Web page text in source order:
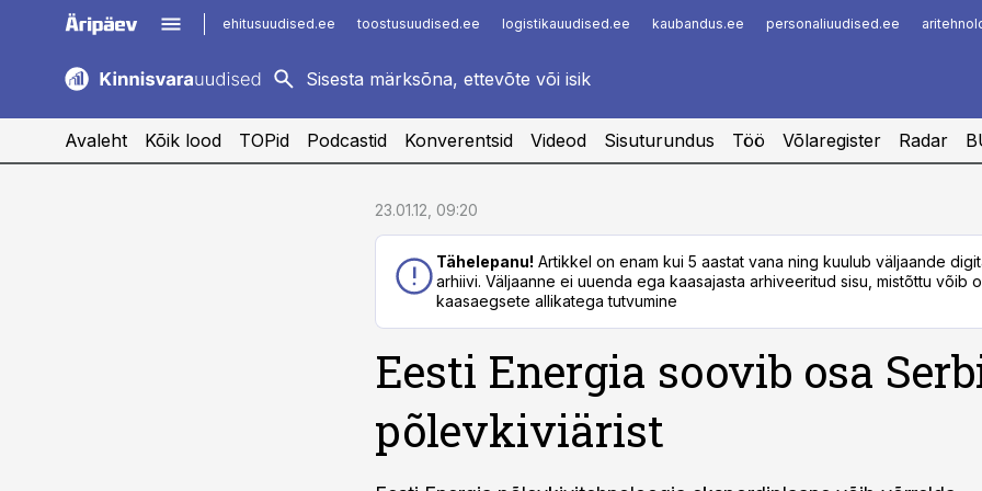
ehitusuudised.ee toostusuudised.ee logistikauudised.ee kaubandus.ee personaliuudised.ee
kaubandus.ee
logistikauudised.ee
imelineajalugu.ee
Infopank
Avaleht Kõik lood TOPid Podcastid Konverentsid Videod Sisuturundus Töö Võlaregister Radar
23.01.12, 09:20
Tähelepanu! Artikkel on enam kui 5 aastat vana ning kuulub väljaande
arhiivi. Väljaanne ei uuenda ega kaasajasta arhiveeritud sisu, mistõttu võib
kaasaegsete allikatega tutvumine
Eesti Energia soovib osa
põlevkiviärist